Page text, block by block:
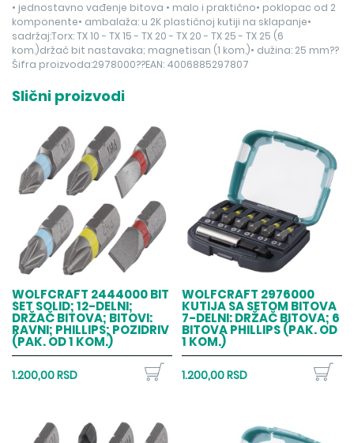
• jednostavno vađenje bitova • malo i praktično• poklopac od 2
komponente• ambalaža: u 2K plastičnoj kutiji na sklapanje•
sadržaj:Torx: TX 10 - TX 15 - TX 20 - TX 20 - TX 25 - TX 25 (6
kom.)držač bit nastavaka; magnetisan (1 kom.)• dužina: 25 mm??
Šifra proizvoda:2978000??EAN: 4006885297807
Slični proizvodi
WOLFCRAFT 2444000 BIT
SET SOLID; 12-DELNI;
DRŽAČ BITOVA; BITOVI:
RAVNI; PHILLIPS; POZIDRIV
(PAK. OD 1 KOM.)
1.200,00 RSD
WOLFCRAFT 2976000
KUTIJA SA SETOM BITOVA
7-DELNI: DRŽAČ BITOVA; 6
BITOVA PHILLIPS (PAK. OD
1 KOM.)
1.200,00 RSD